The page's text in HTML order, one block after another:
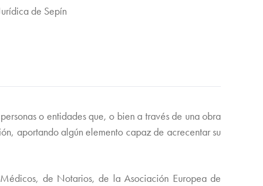
de Sepín
o entidades que, o bien a través de una obra
aportando algún elemento capaz de acrecentar su
de Notarios, de la Asociación Europea de